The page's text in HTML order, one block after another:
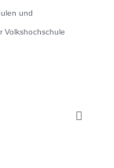
und
Volkshochschule